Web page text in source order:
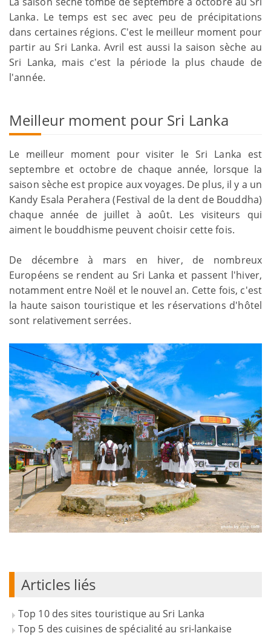
Lanka. Le temps est sec avec peu de précipitations
dans certaines régions. C'est le meilleur moment pour
partir au Sri Lanka. Avril est aussi la saison sèche au
Sri Lanka, mais c'est la période la plus chaude de
l'année.
Meilleur moment pour Sri Lanka
Le meilleur moment pour visiter le Sri Lanka est
septembre et octobre de chaque année, lorsque la
saison sèche est propice aux voyages. De plus, il y a un
Kandy Esala Perahera (Festival de la dent de Bouddha)
chaque année de juillet à août. Les visiteurs qui
aiment le bouddhisme peuvent choisir cette fois.
De décembre à mars en hiver, de nombreux
Européens se rendent au Sri Lanka et passent l'hiver,
notamment entre Noël et le nouvel an. Cette fois, c'est
la haute saison touristique et les réservations d'hôtel
sont relativement serrées.
Articles liés
Top 10 des sites touristique au Sri Lanka
Top 5 des cuisines de spécialité au sri-lankaise